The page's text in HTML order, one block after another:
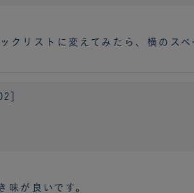
リストに変えてみたら、横のス
］
味が良いです。